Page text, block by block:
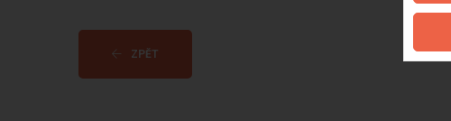
ZPĚT